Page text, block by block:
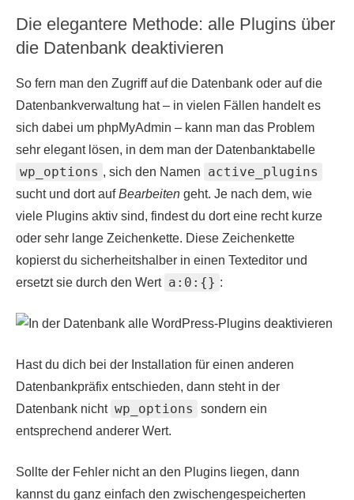
Die elegantere Methode: alle Plugins über
die Datenbank deaktivieren
So fern man den Zugriff auf die Datenbank oder auf die
Datenbankverwaltung hat – in vielen Fällen handelt es
sich dabei um phpMyAdmin – kann man das Problem
sehr elegant lösen, in dem man der Datenbanktabelle
wp_options , sich den Namen active_plugins
sucht und dort aufBearbeiten geht. Je nach dem, wie
viele Plugins aktiv sind, findest du dort eine recht kurze
oder sehr lange Zeichenkette. Diese Zeichenkette
kopierst du sicherheitshalber in einen Texteditor und
ersetzt sie durch den Wert a:0:{} :
Hast du dich bei der Installation für einen anderen
Datenbankpräfix entschieden, dann steht in der
Datenbank nicht wp_options
sondern ein
entsprechend anderer Wert.
Sollte der Fehler nicht an den Plugins liegen, dann
kannst du ganz einfach den zwischengespeicherten